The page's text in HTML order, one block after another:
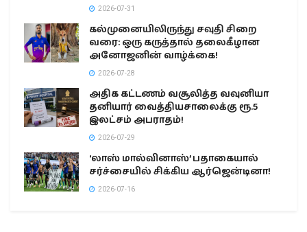
2026-07-31
கல்முனையிலிருந்து சவுதி சிறை
வரை: ஒரு கருத்தால் தலைகீழான
அனோஜனின் வாழ்க்கை!
2026-07-28
அதிக கட்டணம் வசூலித்த வவுனியா
தனியார் வைத்தியசாலைக்கு ரூ.5
இலட்சம் அபராதம்!
2026-07-29
‘லாஸ் மால்வினாஸ்’ பதாகையால்
சர்ச்சையில் சிக்கிய ஆர்ஜென்டினா!
2026-07-16